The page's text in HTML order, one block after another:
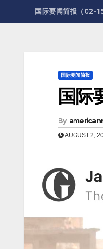
国际要闻简报（02-
国际要闻简报
国际
By
AUGUST 2,